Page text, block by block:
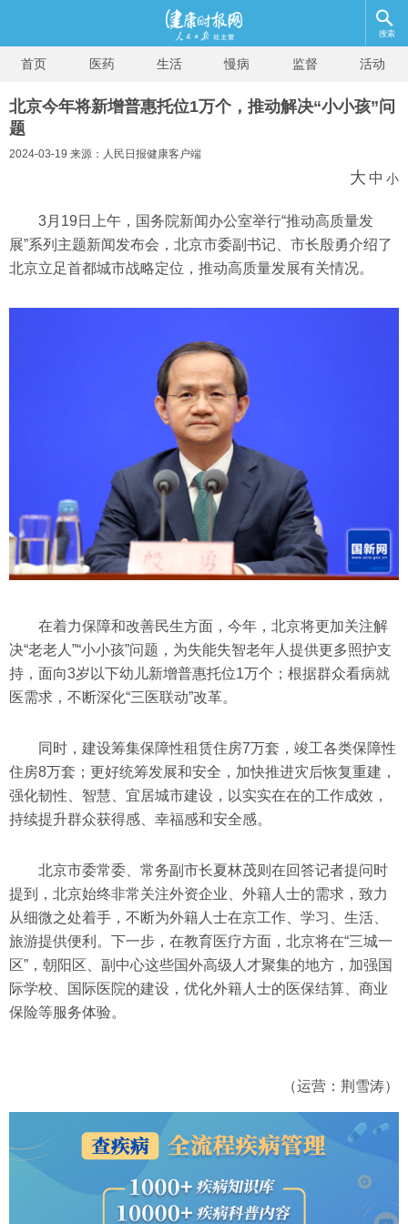
搜索
首页 医药 生活 慢病 监督 活动
北京今年将新增普惠托位1万个，推动解决“小小孩”问
题
2024-03-19 来源：人民日报健康客户端
大 中 小
3月19日上午，国务院新闻办公室举行“推动高质量发
展”系列主题新闻发布会，北京市委副书记、市长殷勇介绍了
北京立足首都城市战略定位，推动高质量发展有关情况。
在着力保障和改善民生方面，今年，北京将更加关注解
决“老老人”“小小孩”问题，为失能失智老年人提供更多照护支
持，面向3岁以下幼儿新增普惠托位1万个；根据群众看病就
医需求，不断深化“三医联动”改革。
同时，建设筹集保障性租赁住房7万套，竣工各类保障性
住房8万套；更好统筹发展和安全，加快推进灾后恢复重建，
强化韧性、智慧、宜居城市建设，以实实在在的工作成效，
持续提升群众获得感、幸福感和安全感。
北京市委常委、常务副市长夏林茂则在回答记者提问时
提到，北京始终非常关注外资企业、外籍人士的需求，致力
从细微之处着手，不断为外籍人士在京工作、学习、生活、
旅游提供便利。下一步，在教育医疗方面，北京将在“三城一
区”，朝阳区、副中心这些国外高级人才聚集的地方，加强国
际学校、国际医院的建设，优化外籍人士的医保结算、商业
保险等服务体验。
（运营：荆雪涛）